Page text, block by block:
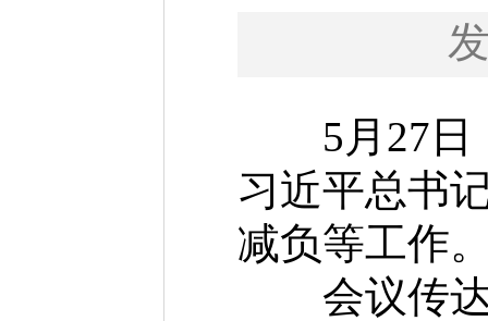
5月27日，
习近平总书
减负等工作
会议传达